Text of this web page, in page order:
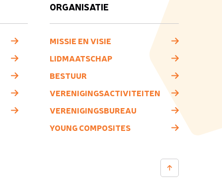
ORGANISATIE
MISSIE EN VISIE
LIDMAATSCHAP
BESTUUR
VERENIGINGSACTIVITEITEN
VERENIGINGSBUREAU
YOUNG COMPOSITES